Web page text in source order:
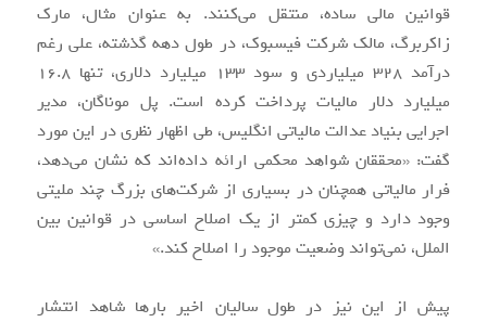
قوانین مالی ساده، منتقل می‌کنند. به عنوان مثال، مارک
زاکربرگ، مالک شرکت فیسبوک، در طول دهه گذشته، علی رغم
درآمد ۳۲۸ میلیاردی و سود ۱۳۳ میلیارد دلاری، تنها ۱۶.۸
میلیارد دلار مالیات پرداخت کرده است. پل موناگان، مدیر
اجرایی بنیاد عدالت مالیاتی انگلیس، طی اظهار نظری در این مورد
گفت: «محققان شواهد محکمی ارائه داده‌اند که نشان می‌دهد،
فرار مالیاتی همچنان در بسیاری از شرکت‌های بزرگ چند ملیتی
وجود دارد و چیزی کمتر از یک اصلاح اساسی در قوانین بین
الملل، نمی‌تواند وضعیت موجود را اصلاح کند.»
پیش از این نیز در طول سالیان اخیر بارها شاهد انتشار